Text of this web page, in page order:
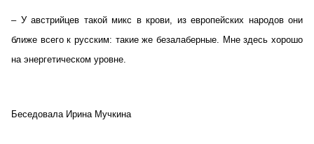
– У австрийцев такой микс в крови, из европейских народов они
ближе всего к русским: такие же безалаберные. Мне здесь хорошо
на энергетическом уровне.
Беседовала Ирина Мучкина